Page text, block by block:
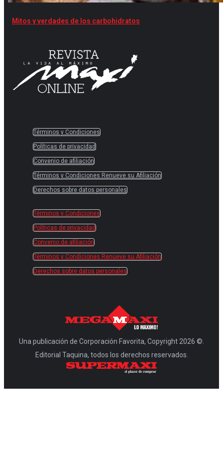
Mitos y verdades de los carbohidratos
Términos y Condiciones
Políticas de privacidad
Convenio de afiliación
Términos y Condiciones Renueve su Afiliación
Derechos sobre datos personales
Términos y Condiciones
Políticas de privacidad
Convenio de afiliación
Términos y Condiciones Renueve su Afiliación
Derechos sobre datos personales
Una publicación de Corporación Favorita, Copyright 2026 ©.
Editorial Taquina, todos los derechos reservados.